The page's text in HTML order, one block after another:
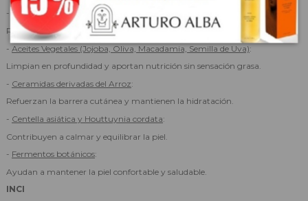
-Arroz Morado Fermentado
Ricos en antioxidantes, ayudan a calmar la piel y mejorar su textura.
- Aceites Vegetales (Jojoba, Oliva, Macadamia, Semilla de Uva):
Limpian en profundidad y aportan nutrición sin sensación grasa.
- Ceramidas derivadas del Arroz:
Refuerzan la barrera cutánea y mantienen la hidratación.
- Centella asiática y Houttuynia cordata:
Contribuyen a calmar y equilibrar la piel.
- Fermentos botánicos:
Ayudan a mantener la piel confortable y saludable.
INCI